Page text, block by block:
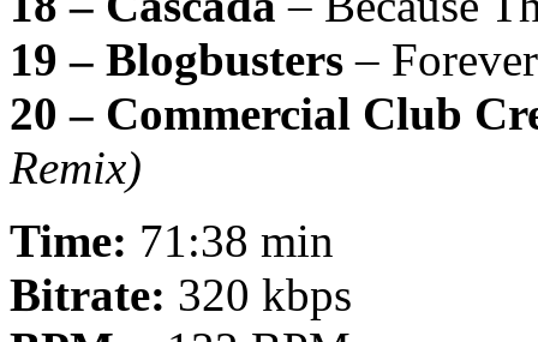
19 – Blogbusters –
20 – Commercial Club
Remix)
Time: 71:38 min
Bitrate: 320 kbps